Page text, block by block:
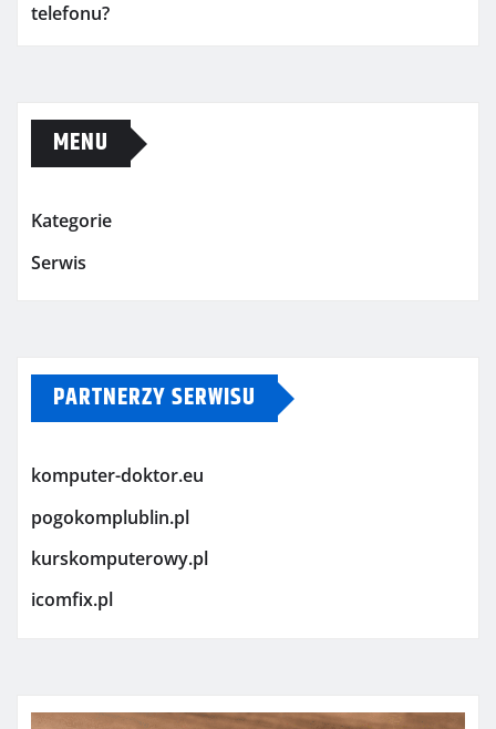
telefonu?
MENU
Kategorie
Serwis
PARTNERZY SERWISU
komputer-doktor.eu
pogokomplublin.pl
kurskomputerowy.pl
icomfix.pl